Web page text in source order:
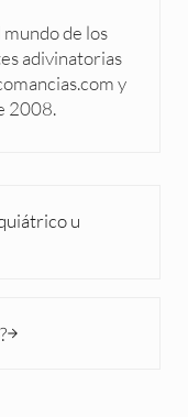
mundo de los
adivinatorias
y
2008.
u